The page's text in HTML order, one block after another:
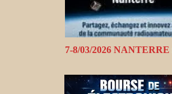
7-8/03/2026 NANTERRE